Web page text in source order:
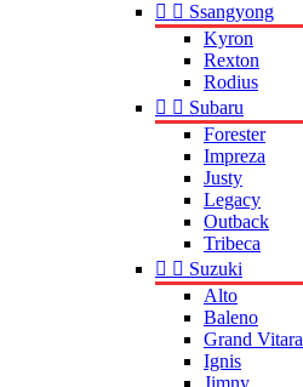
  Ssangyong
Kyron
Rexton
Rodius
  Subaru
Forester
Impreza
Justy
Legacy
Outback
Tribeca
  Suzuki
Alto
Baleno
Grand Vitara
Ignis
Jimny